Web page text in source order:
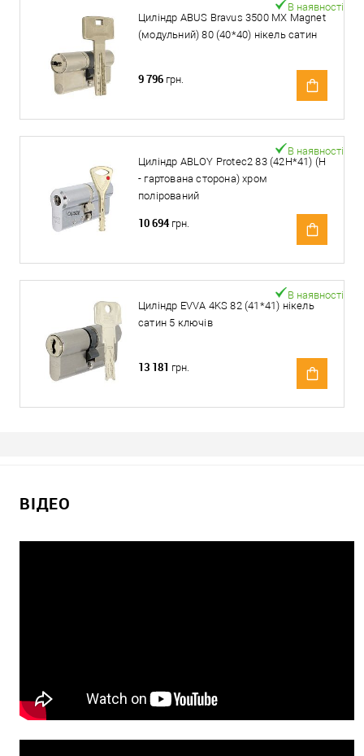
Циліндр ABUS Bravus 3500 MX Magnet
(модульний) 80 (40*40) нікель сатин
В наявності
9 796 грн.
Циліндр ABLOY Protec2 83 (42H*41) (H
- гартована сторона) хром
полірований
В наявності
10 694 грн.
Циліндр EVVA 4KS 82 (41*41) нікель
сатин 5 ключів
В наявності
13 181 грн.
ВІДЕО